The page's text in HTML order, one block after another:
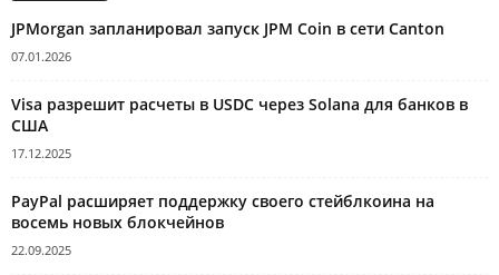
JPMorgan запланировал запуск JPM Coin в сети Canton
07.01.2026
Visa разрешит расчеты в USDC через Solana для банков в
США
17.12.2025
PayPal расширяет поддержку своего стейблкоина на
восемь новых блокчейнов
22.09.2025